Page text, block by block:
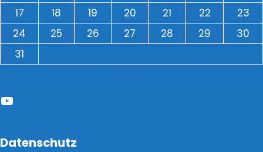
17
18 19 20 21 22
23
24
25 26 27 28 29
30
31
YouTube
Datenschutz